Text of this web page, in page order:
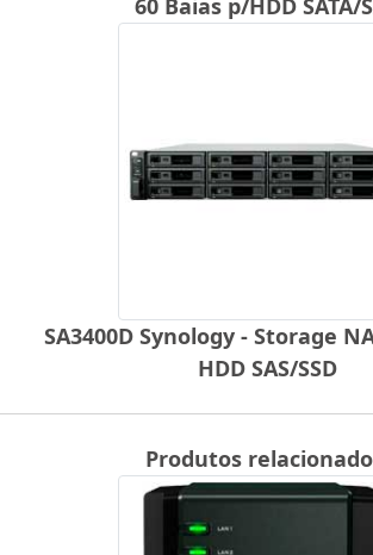
60 Baias p/HDD SATA/
SA3400D Synology - Storage
HDD SAS/SSD
Produtos